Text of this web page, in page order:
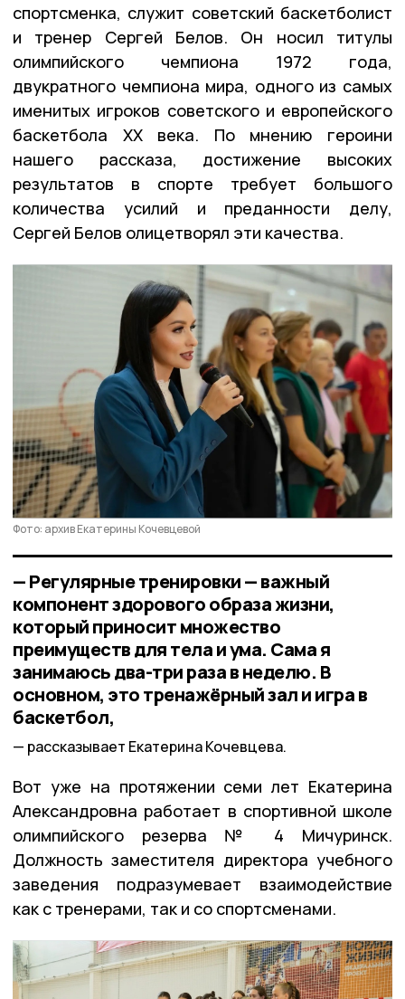
спортсменка, служит советский баскетболист
и тренер Сергей Белов. Он носил титулы
олимпийского чемпиона 1972 года,
двукратного чемпиона мира, одного из самых
именитых игроков советского и европейского
баскетбола XX века. По мнению героини
нашего рассказа, достижение высоких
результатов в спорте требует большого
количества усилий и преданности делу,
Сергей Белов олицетворял эти качества.
Фото: архив Екатерины Кочевцевой
— Регулярные тренировки — важный
компонент здорового образа жизни,
который приносит множество
преимуществ для тела и ума. Сама я
занимаюсь два-три раза в неделю. В
основном, это тренажёрный зал и игра в
баскетбол,
рассказывает Екатерина Кочевцева.
Вот уже на протяжении семи лет Екатерина
Александровна работает в спортивной школе
олимпийского резерва № 4 Мичуринск.
Должность заместителя директора учебного
заведения подразумевает взаимодействие
как с тренерами, так и со спортсменами.